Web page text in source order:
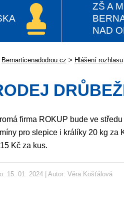
ZŠ A
NAD
Bernarticenadodrou.cz > Hlášení rozhlasu
firma ROKUP bude ve
pro slepice i králíky 20 kg za
Kč za kus.
15. 01. 2024 | Autor: Věra Košťálová